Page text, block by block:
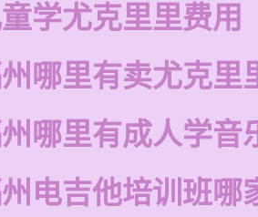
学尤克里里费用
哪里有卖尤克里
哪里有成人学音
电吉他培训班哪